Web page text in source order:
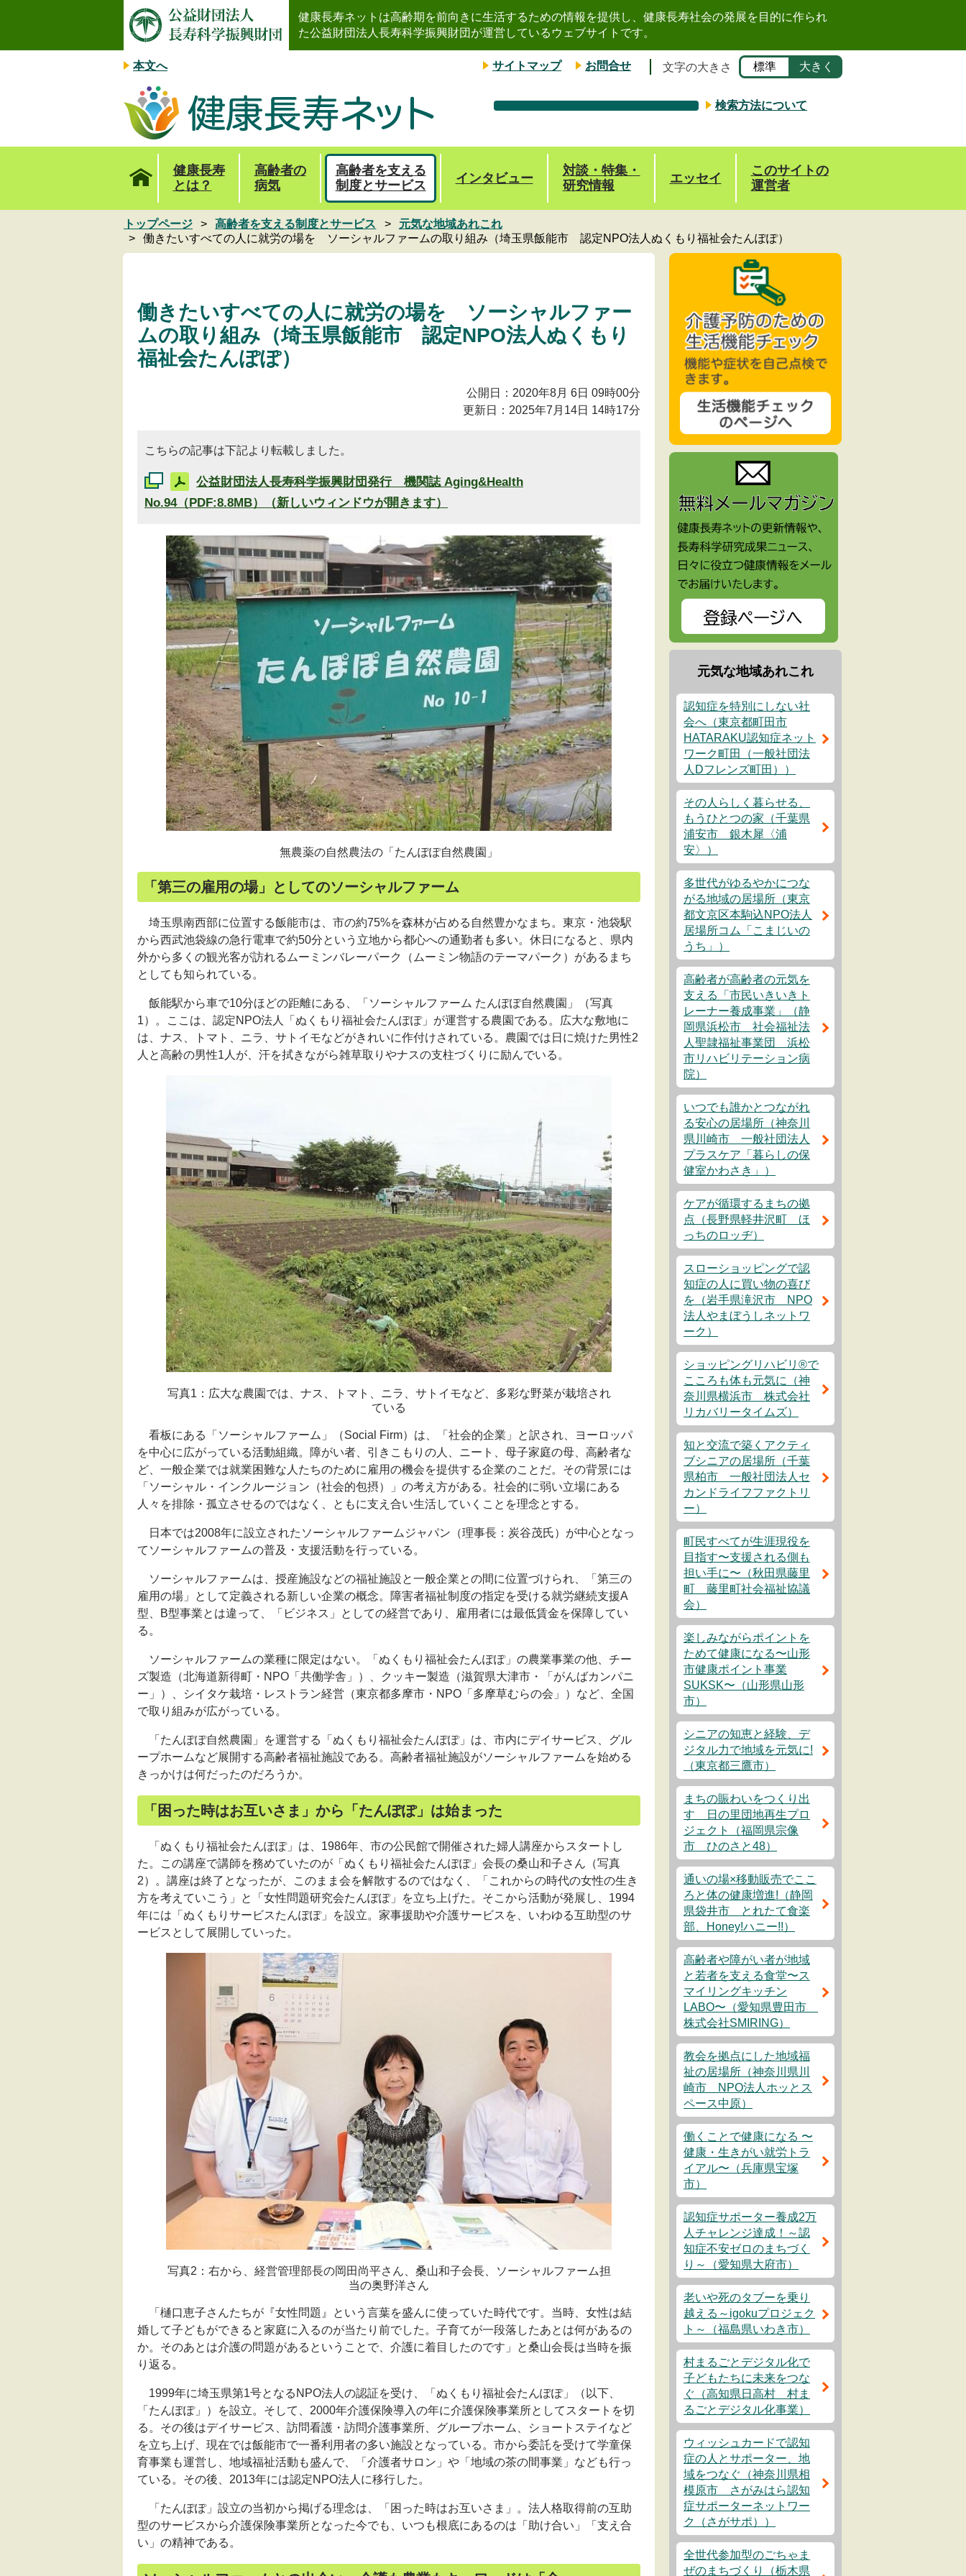
本文へ サイトマップ お問合せ 文字の大きさ 標準 大きく
検索方法について
健康長寿ネットは高齢期を前向きに生活するための情報を提供し、健康長寿社会の発展を目的に作られ
た公益財団法人長寿科学振興財団が運営しているウェブサイトです。
健康長寿
とは？
高齢者の
病気
高齢者を支える
制度とサービス
インタビュー
対談・特集・
研究情報
エッセイ
このサイトの
運営者
トップページ 高齢者を支える制度とサービス
元気な地域あれこれ
働きたいすべての人に就労の場を ソーシャルファームの取り組み（埼玉県飯能市 認定NPO法人ぬくもり福祉会たんぽぽ）
働きたいすべての人に就労の場を ソーシャルファー
ムの取り組み（埼玉県飯能市 認定NPO法人ぬくもり
福祉会たんぽぽ）
公開日：2020年8月 6日 09時00分
更新日：2025年7月14日 14時17分
こちらの記事は下記より転載しました。
公益財団法人長寿科学振興財団発行 機関誌 Aging&Health
No.94（PDF:8.8MB）（新しいウィンドウが開きます）
無農薬の自然農法の「たんぽぽ自然農園」
「第三の雇用の場」としてのソーシャルファーム
埼玉県南西部に位置する飯能市は、市の約75%を森林が占める自然豊かなまち。東京・池袋駅
から西武池袋線の急行電車で約50分という立地から都心への通勤者も多い。休日になると、県内
外から多くの観光客が訪れるムーミンバレーパーク（ムーミン物語のテーマパーク）があるまち
としても知られている。
飯能駅から車で10分ほどの距離にある、「ソーシャルファーム たんぽぽ自然農園」（写真
1）。ここは、認定NPO法人「ぬくもり福祉会たんぽぽ」が運営する農園である。広大な敷地に
は、ナス、トマト、ニラ、サトイモなどがきれいに作付けされている。農園では日に焼けた男性2
人と高齢の男性1人が、汗を拭きながら雑草取りやナスの支柱づくりに励んでいる。
写真1：広大な農園では、ナス、トマト、ニラ、サトイモなど、多彩な野菜が栽培され
ている
看板にある「ソーシャルファーム」（Social Firm）は、「社会的企業」と訳され、ヨーロッパ
を中心に広がっている活動組織。障がい者、引きこもりの人、ニート、母子家庭の母、高齢者な
ど、一般企業では就業困難な人たちのために雇用の機会を提供する企業のことだ。その背景には
「ソーシャル・インクルージョン（社会的包摂）」の考え方がある。社会的に弱い立場にある
人々を排除・孤立させるのではなく、ともに支え合い生活していくことを理念とする。
日本では2008年に設立されたソーシャルファームジャパン（理事長：炭谷茂氏）が中心となっ
てソーシャルファームの普及・支援活動を行っている。
ソーシャルファームは、授産施設などの福祉施設と一般企業との間に位置づけられ、「第三の
雇用の場」として定義される新しい企業の概念。障害者福祉制度の指定を受ける就労継続支援A
型、B型事業とは違って、「ビジネス」としての経営であり、雇用者には最低賃金を保障してい
る。
ソーシャルファームの業種に限定はない。「ぬくもり福祉会たんぽぽ」の農業事業の他、チー
ズ製造（北海道新得町・ NPO 「共働学舎」）、クッキー製造（滋賀県大津市・「がんばカンパニ
ー」）、シイタケ栽培・レストラン経営（東京都多摩市・ NPO 「多摩草むらの会」）など、全国
で取り組みが広がっている。
「たんぽぽ自然農園」を運営する「ぬくもり福祉会たんぽぽ」は、市内にデイサービス、グル
ープホームなど展開する高齢者福祉施設である。高齢者福祉施設がソーシャルファームを始める
きっかけは何だったのだろうか。
「困った時はお互いさま」から「たんぽぽ」は始まった
「ぬくもり福祉会たんぽぽ」は、1986年、市の公民館で開催された婦人講座からスタートし
た。この講座で講師を務めていたのが「ぬくもり福祉会たんぽぽ」会長の桑山和子さん（写真
2）。講座は終了となったが、このまま会を解散するのではなく、「これからの時代の女性の生き
方を考えていこう」と「女性問題研究会たんぽぽ」を立ち上げた。そこから活動が発展し、1994
年には「ぬくもりサービスたんぽぽ」を設立。家事援助や介護サービスを、いわゆる互助型のサ
ービスとして展開していった。
写真2：右から、経営管理部長の岡田尚平さん、桑山和子会長、ソーシャルファーム担
当の奥野洋さん
「樋口恵子さんたちが『女性問題』という言葉を盛んに使っていた時代です。当時、女性は結
婚して子どもができると家庭に入るのが当たり前でした。子育てが一段落したあとは何があるの
か。そのあとは介護の問題があるということで、介護に着目したのです」と桑山会長は当時を振
り返る。
1999年に埼玉県第1号となる NPO法人の認証を受け、「ぬくもり福祉会たんぽぽ」（以下、
「たんぽぽ」）を設立。そして、2000年介護保険導入の年に介護保険事業所としてスタートを切
る。その後はデイサービス、訪問看護・訪問介護事業所、グループホーム、ショートステイなど
を立ち上げ、現在では飯能市で一番利用者の多い施設となっている。市から委託を受けて学童保
育事業も運営し、地域福祉活動も盛んで、「介護者サロン」や「地域の茶の間事業」なども行っ
ている。その後、2013年には認定NPO法人に移行した。
「たんぽぽ」設立の当初から掲げる理念は、「困った時はお互いさま」。法人格取得前の互助
型のサービスから介護保険事業所となった今でも、いつも根底にあるのは「助け合い」「支え合
い」の精神である。
元気な地域あれこれ
認知症を特別にしない社
会へ（東京都町田市
HATARAKU認知症ネット
ワーク町田（一般社団法
人Dフレンズ町田））
その人らしく暮らせる、
もうひとつの家（千葉県
浦安市 銀木犀〈浦
安〉）
多世代がゆるやかにつな
がる地域の居場所（東京
都文京区本駒込NPO法人
居場所コム「こまじいの
うち」）
高齢者が高齢者の元気を
支える「市民いきいきト
レーナー養成事業」（静
岡県浜松市 社会福祉法
人聖隷福祉事業団 浜松
市リハビリテーション病
院）
いつでも誰かとつながれ
る安心の居場所（神奈川
県川崎市 一般社団法人
プラスケア「暮らしの保
健室かわさき」）
ケアが循環するまちの拠
点（長野県軽井沢町 ほ
っちのロッヂ）
スローショッピングで認
知症の人に買い物の喜び
を（岩手県滝沢市 NPO
法人やまぼうしネットワ
ーク）
ショッピングリハビリ®で
こころも体も元気に（神
奈川県横浜市 株式会社
リカバリータイムズ）
知と交流で築くアクティ
ブシニアの居場所（千葉
県柏市 一般社団法人セ
カンドライフファクトリ
ー）
町民すべてが生涯現役を
目指す〜支援される側も
担い手に〜（秋田県藤里
町 藤里町社会福祉協議
会）
楽しみながらポイントを
ためて健康になる〜山形
市健康ポイント事業
SUKSK〜（山形県山形
市）
シニアの知恵と経験、デ
ジタル力で地域を元気に!
（東京都三鷹市）
まちの賑わいをつくり出
す 日の里団地再生プロ
ジェクト（福岡県宗像
市 ひのさと48）
通いの場×移動販売でここ
ろと体の健康増進!（静岡
県袋井市 とれたて食楽
部、Honey!ハニー!!）
高齢者や障がい者が地域
と若者を支える食堂〜ス
マイリングキッチン
LABO〜（愛知県豊田市
株式会社SMIRING）
教会を拠点にした地域福
祉の居場所（神奈川県川
崎市 NPO法人ホッとス
ペース中原）
働くことで健康になる 〜
健康・生きがい就労トラ
イアル〜（兵庫県宝塚
市）
認知症サポーター養成2万
人チャレンジ達成！～認
知症不安ゼロのまちづく
り～（愛知県大府市）
老いや死のタブーを乗り
越える～igokuプロジェク
ト～（福島県いわき市）
村まるごとデジタル化で
子どもたちに未来をつな
ぐ（高知県日高村 村ま
るごとデジタル化事業）
ウィッシュカードで認知
症の人とサポーター、地
域をつなぐ（神奈川県相
模原市 さがみはら認知
症サポーターネットワー
ク（さがサポ））
全世代参加型のごちゃま
ぜのまちづくり（栃木県